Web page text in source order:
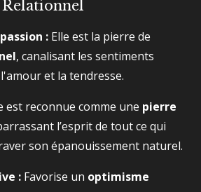
: Elle est la pierre de
, canalisant les sentiments
et la tendresse.
est reconnue comme une pierre
l’esprit de tout ce qui
son épanouissement naturel.
: Favorise un optimisme